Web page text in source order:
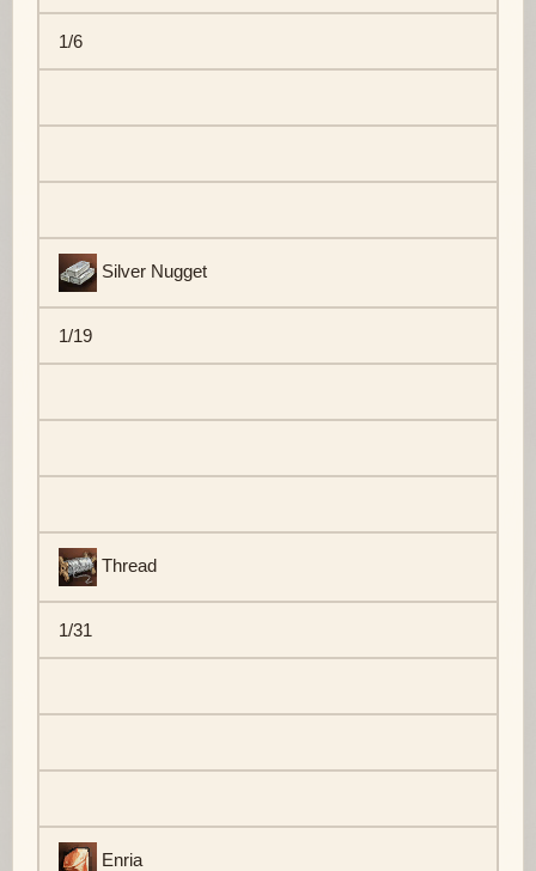
1/6
Silver Nugget
1/19
Thread
1/31
Enria